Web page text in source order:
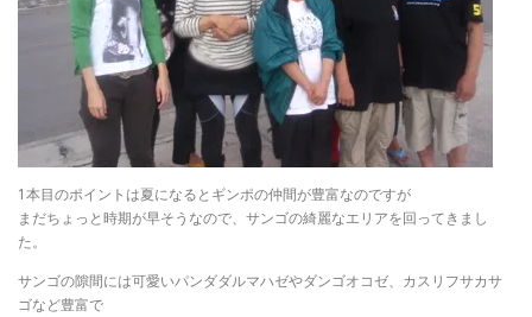
1本目のポイントは夏になるとギンポの仲間が豊富なのですが
まだちょっと時期が早そうなので、サンゴの綺麗なエリアを回ってきまし
た。
サンゴの隙間には可愛いパンダダルマハゼやダンゴオコゼ、カスリフサカサ
ゴなど豊富で